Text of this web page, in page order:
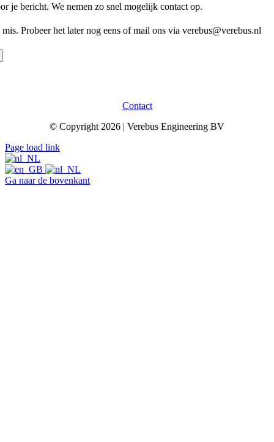
je bericht. We nemen zo snel mogelijk contact op.
Probeer het later nog eens of mail ons via verebus@verebus.nl
Contact
© Copyright 2026 | Verebus Engineering BV
Page load link
Ga naar de bovenkant